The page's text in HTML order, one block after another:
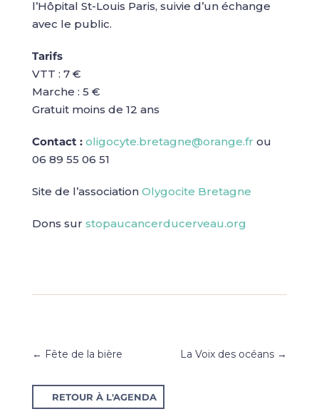
l’Hôpital St-Louis Paris, suivie d’un échange
avec le public.
Tarifs
VTT : 7 €
Marche : 5 €
Gratuit moins de 12 ans
Contact : oligocyte.bretagne@orange.fr ou
06 89 55 06 51
Site de l’association Olygocite Bretagne
Dons sur stopaucancerducerveau.org
← Fête de la bière La Voix des océans →
RETOUR À L'AGENDA